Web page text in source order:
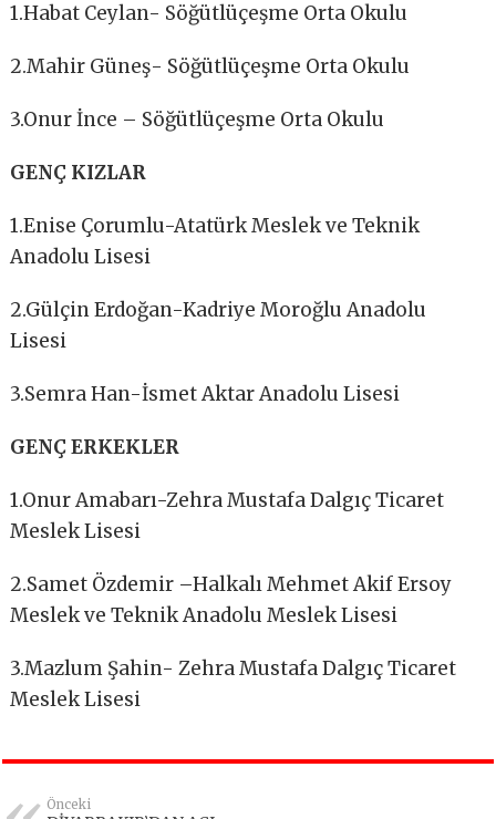
1.Habat Ceylan- Söğütlüçeşme Orta Okulu
2.Mahir Güneş- Söğütlüçeşme Orta Okulu
3.Onur İnce – Söğütlüçeşme Orta Okulu
GENÇ KIZLAR
1.Enise Çorumlu-Atatürk Meslek ve Teknik
Anadolu Lisesi
2.Gülçin Erdoğan-Kadriye Moroğlu Anadolu
Lisesi
3.Semra Han-İsmet Aktar Anadolu Lisesi
GENÇ ERKEKLER
1.Onur Amabarı-Zehra Mustafa Dalgıç Ticaret
Meslek Lisesi
2.Samet Özdemir –Halkalı Mehmet Akif Ersoy
Meslek ve Teknik Anadolu Meslek Lisesi
3.Mazlum Şahin- Zehra Mustafa Dalgıç Ticaret
Meslek Lisesi
Önceki